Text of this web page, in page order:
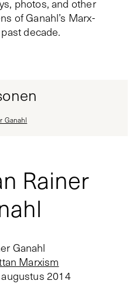
photos, and other
of Ganahl’s Marx-
decade.
Ganahl
Rainer
Marxism
Ganahl
2014